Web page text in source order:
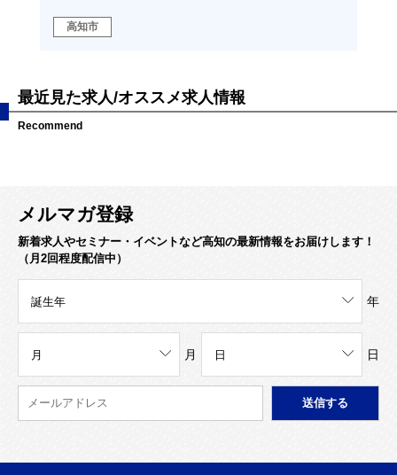
高知市
最近見た求人/オススメ求人情報
Recommend
メルマガ登録
新着求人やセミナー・イベントなど高知の最新情報をお届けします！
（月2回程度配信中）
年
月 日